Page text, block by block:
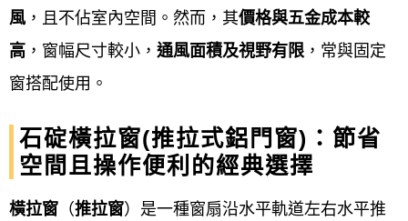
理和更換、玻璃更換、隱藏式紗窗、百葉窗等多元品
項。 服務涵蓋產品製造、設計、安裝、換新、維修與
客製化等，旨在滿足住宅與商業空間對採光、通風、
門的工程：不鏽鋼門、鋁門、鍛造門、白鐵
門、鐵捲門、鋼板門、鋼木門、琺瑯門、硫
風 ，且不佔室內空間。然而，其價格與五金成本較
高 ，窗幅尺寸較小， 通風面積及視野有限 ，常與固定
窗搭配使用。
石碇橫拉窗(推拉式鋁門窗)：節省
空間且操作便利的經典選擇
橫拉窗 （推拉窗）是一種窗扇沿水平軌道左右水平推